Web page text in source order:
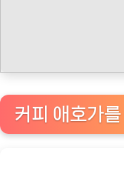
커피 애호가를